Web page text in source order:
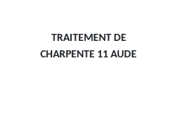
TRAITEMENT DE
CHARPENTE 11 AUDE